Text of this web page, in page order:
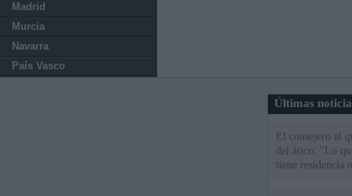
Madrid
Murcia
Navarra
País Vasco
Últimas
El consejero al
del ático: "Lo
tiene residencia